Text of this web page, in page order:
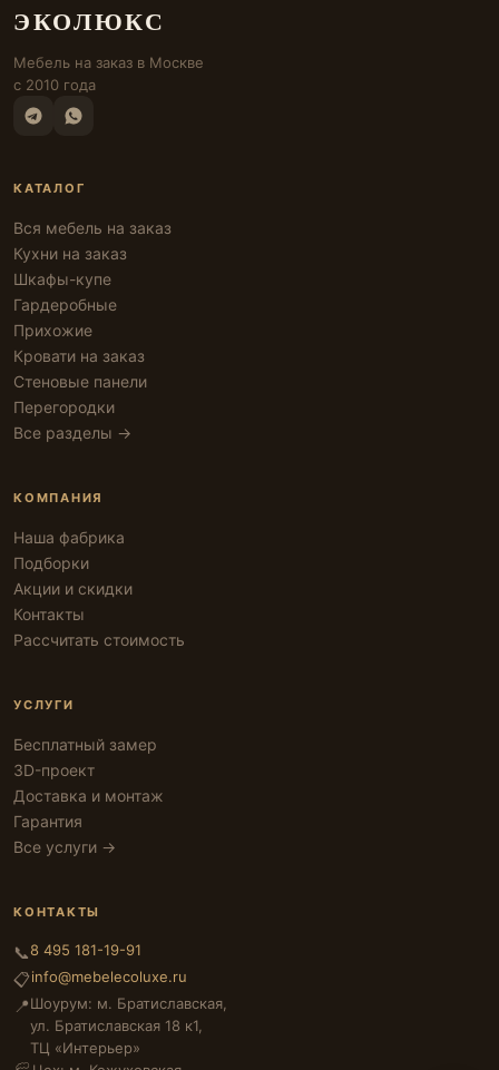
ЭКОЛЮКС
Мебель на заказ в Москве
с 2010 года
КАТАЛОГ
Вся мебель на заказ
Кухни на заказ
Шкафы-купе
Гардеробные
Прихожие
Кровати на заказ
Стеновые панели
Перегородки
Все разделы →
КОМПАНИЯ
Наша фабрика
Подборки
Акции и скидки
Контакты
Рассчитать стоимость
УСЛУГИ
Бесплатный замер
3D-проект
Доставка и монтаж
Гарантия
Все услуги →
КОНТАКТЫ
📞8 495 181-19-91
📋info@mebelecoluxe.ru
📍Шоурум: м. Братиславская,
ул. Братиславская 18 к1,
ТЦ «Интерьер»